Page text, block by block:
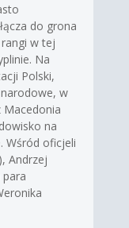
do grona
w tej
Na
Polski,
w
Macedonia
na
Wśród oficjeli
Andrzej
para